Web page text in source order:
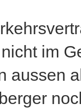
im
aussen